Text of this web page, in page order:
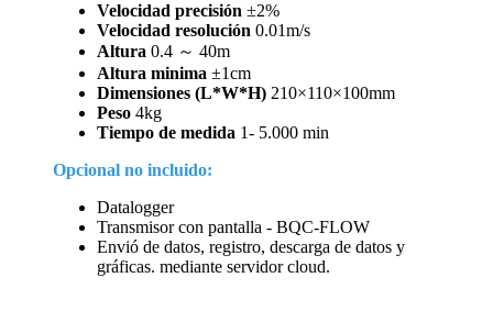
Velocidad precisión ±2%
Velocidad resolución 0.01m/s
Altura 0.4 ～ 40m
Altura minima ±1cm
Dimensiones (L*W*H) 210×110×100mm
Peso 4kg
Tiempo de medida 1- 5.000 min
Opcional no incluido:
Datalogger
Transmisor con pantalla - BQC-FLOW
Envió de datos, registro, descarga de datos y
gráficas. mediante servidor cloud.